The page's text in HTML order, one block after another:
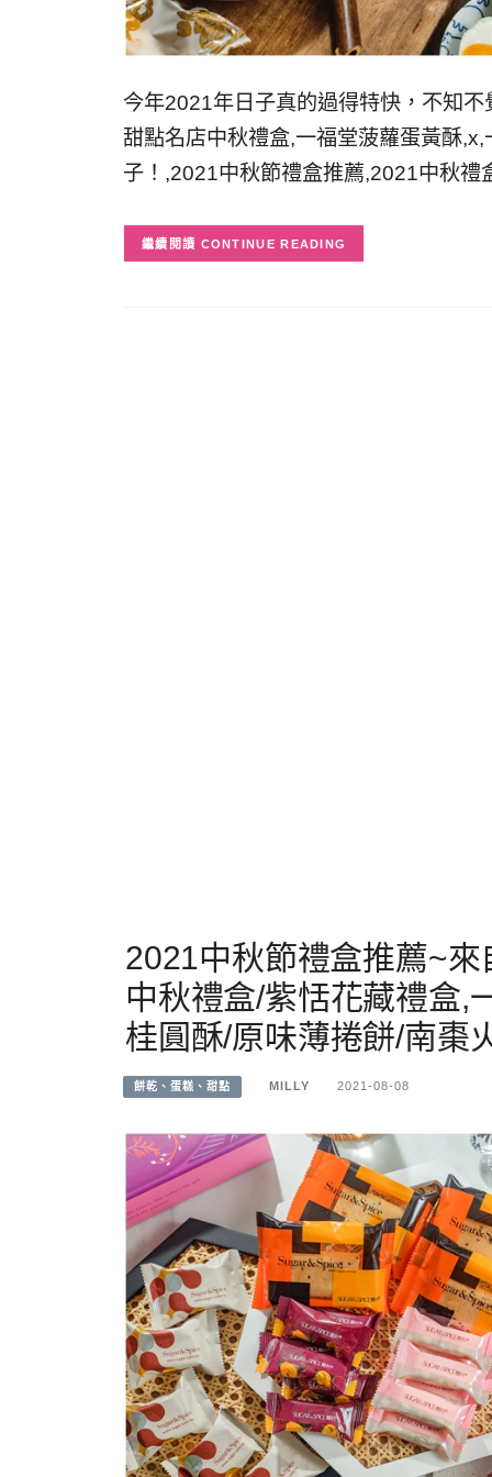
今年2021年日子真的過得特快，不知
甜點名店中秋禮盒,一福堂菠蘿蛋黃酥
子！,2021中秋節禮盒推薦,2021中秋
CONTINUE READING
2021中秋節禮盒推薦~
中秋禮盒/紫恬花藏禮盒,
桂圓酥/原味薄捲餅/南棗
餅乾、蛋糕、甜點 MILLY 2021-08-08